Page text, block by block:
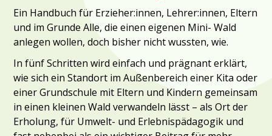
Über uns
Kindergärten
Angebote
Kontakt
Ein Handbuch für Erzieher:innen, Lehrer:innen, Eltern
und im Grunde Alle, die einen eigenen Mini- Wald
anlegen wollen, doch bisher nicht wussten, wie.
In fünf Schritten wird einfach und prägnant erklärt,
wie sich ein Standort im Außenbereich einer Kita oder
einer Grundschule mit Eltern und Kindern gemeinsam
in einen kleinen Wald verwandeln lässt – als Ort der
Erholung, für Umwelt- und Erlebnispädagogik und